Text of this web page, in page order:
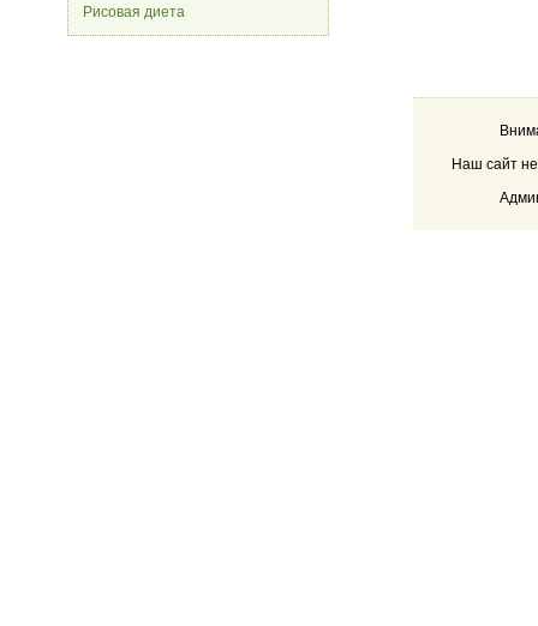
Рисовая диета
Наш сайт